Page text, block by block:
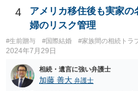
4
アメリカ移住後も実家
婦のリスク管理
#生前贈与 #国際結婚 #家族間の相続トラ
2024年7月29日
相続・遺言に強い弁護士
加藤 善大 弁護士